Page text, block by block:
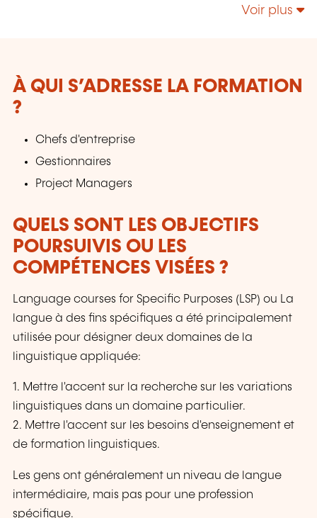
Voir plus
À QUI S’ADRESSE LA FORMATION
?
Chefs d'entreprise
Gestionnaires
Project Managers
QUELS SONT LES OBJECTIFS
POURSUIVIS OU LES
COMPÉTENCES VISÉES ?
Language courses for Specific Purposes (LSP) ou La
langue à des fins spécifiques a été principalement
utilisée pour désigner deux domaines de la
linguistique appliquée:
1. Mettre l'accent sur la recherche sur les variations
linguistiques dans un domaine particulier.
2. Mettre l'accent sur les besoins d'enseignement et
de formation linguistiques.
Les gens ont généralement un niveau de langue
intermédiaire, mais pas pour une profession
spécifique.